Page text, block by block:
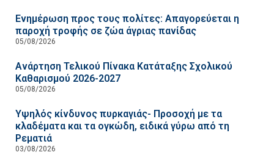
Ενημέρωση προς τους πολίτες: Απαγορεύεται η
παροχή τροφής σε ζώα άγριας πανίδας
05/08/2026
Ανάρτηση Τελικού Πίνακα Κατάταξης Σχολικού
Καθαρισμού 2026-2027
05/08/2026
Υψηλός κίνδυνος πυρκαγιάς- Προσοχή με τα
κλαδέματα και τα ογκώδη, ειδικά γύρω από τη
Ρεματιά
03/08/2026